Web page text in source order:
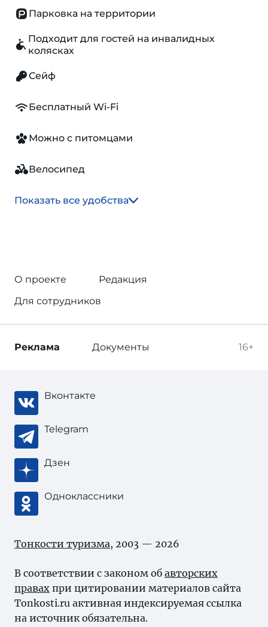
Парковка на территории
Подходит для гостей на инвалидных
колясках
Сейф
Бесплатный Wi-Fi
Можно с питомцами
Велосипед
Показать все удобства
О проекте
Редакция
Для сотрудников
16+
Реклама Документы
Вконтакте
Telegram
Дзен
Одноклассники
Тонкости туризма, 2003 — 2026
В соответствии с законом об авторских
правах при цитировании материалов сайта
Tonkosti.ru активная индексируемая ссылка
на источник обязательна.